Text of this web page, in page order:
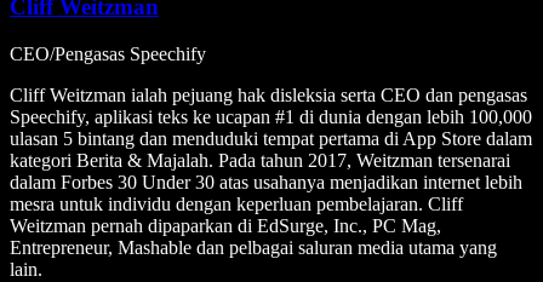
Cliff Weitzman
CEO/Pengasas Speechify
Cliff Weitzman ialah pejuang hak disleksia serta CEO dan pengasas
Speechify, aplikasi teks ke ucapan #1 di dunia dengan lebih 100,000
ulasan 5 bintang dan menduduki tempat pertama di App Store dalam
kategori Berita & Majalah. Pada tahun 2017, Weitzman tersenarai
dalam Forbes 30 Under 30 atas usahanya menjadikan internet lebih
mesra untuk individu dengan keperluan pembelajaran. Cliff
Weitzman pernah dipaparkan di EdSurge, Inc., PC Mag,
Entrepreneur, Mashable dan pelbagai saluran media utama yang
lain.